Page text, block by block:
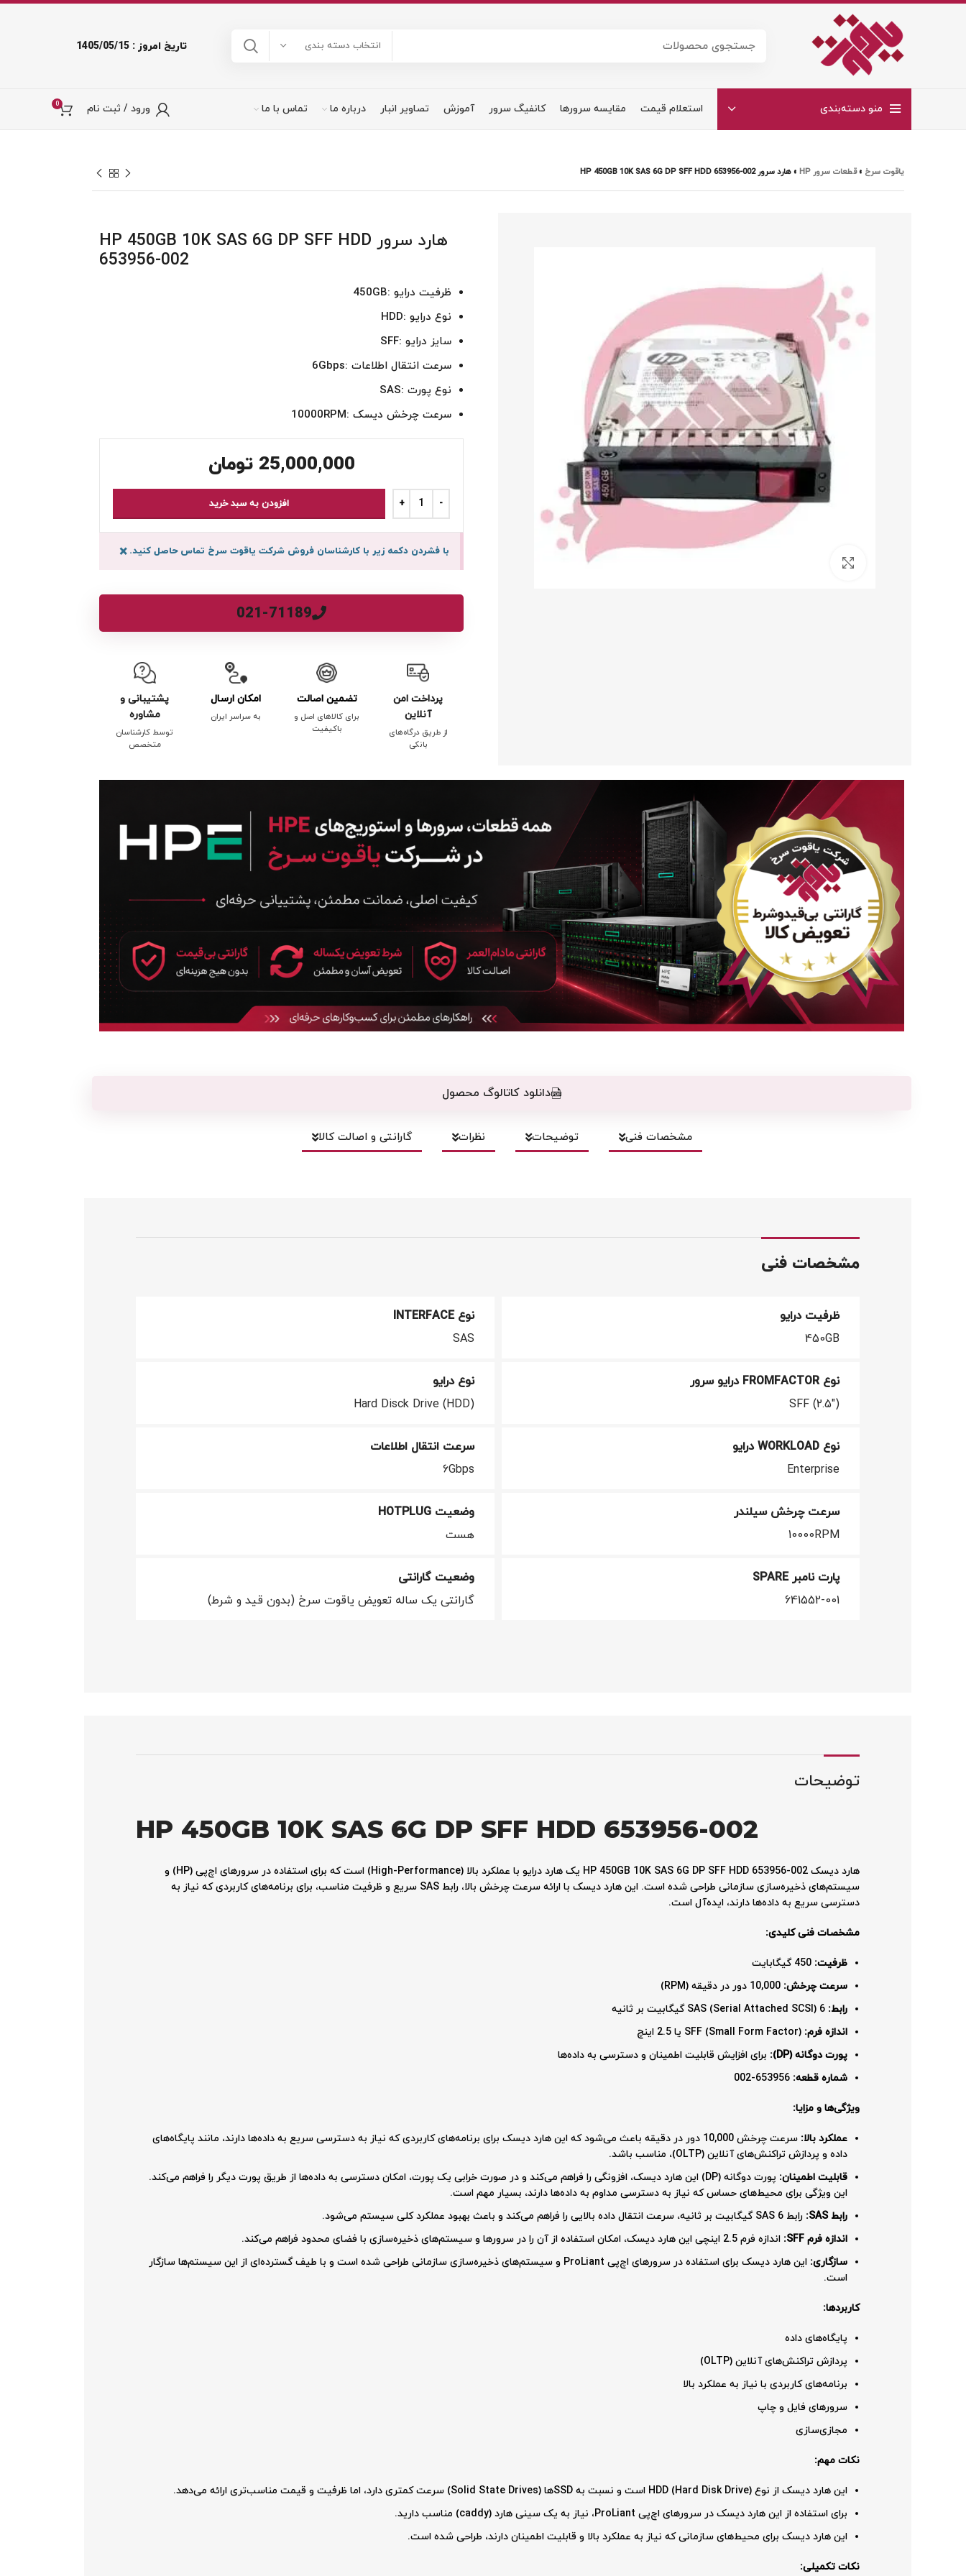
انتخاب دسته بندی تاریخ امروز : 1405/05/15
منو دسته‌بندی استعلام قیمت مقایسه سرورها کانفیگ سرور آموزش تصاویر انبار درباره ما تماس با ما ورود / ثبت نام 0
یاقوت سرخ »قطعات سرور HP »هارد سرور HP 450GB 10K SAS 6G DP SFF HDD 653956-002
هارد سرور HP 450GB 10K SAS 6G DP SFF HDD
653956-002
ظرفیت درایو :450GB
نوع درایو :HDD
سایز درایو :SFF
سرعت انتقال اطلاعات :6Gbps
نوع پورت :SAS
سرعت چرخش دیسک :10000RPM
25,000,000 تومان
افزودن به سبد خرید
با فشردن دکمه زیر با کارشناسان فروش شرکت یاقوت سرخ تماس حاصل کنید.×
021-71189
پرداخت امن
آنلاین
از طریق درگاه‌های
بانکی
تضمین اصالت
برای کالاهای اصل و
باکیفیت
امکان ارسال
به سراسر ایران
پشتیبانی و
مشاوره
توسط کارشناسان
متخصص
دانلود کاتالوگ محصول
مشخصات فنی توضیحات نظرات گارانتی و اصالت کالا
مشخصات فنی
ظرفیت درایو
450GB
نوع INTERFACE
SAS
نوع FROMFACTOR درایو سرور
SFF (2.5")
نوع درایو
Hard Disck Drive (HDD)
نوع WORKLOAD درایو
Enterprise
سرعت انتقال اطلاعات
6Gbps
سرعت چرخش سیلندر
10000RPM
وضعیت HOTPLUG
هست
پارت نامبر SPARE
641552-001
وضعیت گارانتی
گارانتی یک ساله تعویض یاقوت سرخ (بدون قید و شرط)
توضیحات
HP 450GB 10K SAS 6G DP SFF HDD 653956-002
هارد دیسک HP 450GB 10K SAS 6G DP SFF HDD 653956-002 یک هارد درایو با عملکرد بالا (High-Performance) است که برای استفاده در سرورهای اچ‌پی (HP) و
سیستم‌های ذخیره‌سازی سازمانی طراحی شده است. این هارد دیسک با ارائه سرعت چرخش بالا، رابط SAS سریع و ظرفیت مناسب، برای برنامه‌های کاربردی که نیاز به
دسترسی سریع به داده‌ها دارند، ایده‌آل است.
مشخصات فنی کلیدی:
ظرفیت:
سرعت چرخش:
رابط:
اندازه فرم:
پورت دوگانه (DP):
برای افزایش قابلیت اطمینان و دسترسی به داده‌ها
شماره قطعه:
ویژگی‌ها و مزایا:
عملکرد بالا:
سرعت چرخش 10,000 دور در دقیقه باعث می‌شود که این هارد دیسک برای برنامه‌های کاربردی که نیاز به دسترسی سریع به داده‌ها دارند، مانند پایگاه‌های
داده و پردازش تراکنش‌های آنلاین (OLTP)، مناسب باشد.
قابلیت اطمینان:
پورت دوگانه (DP) این هارد دیسک، افزونگی را فراهم می‌کند و در صورت خرابی یک پورت، امکان دسترسی به داده‌ها از طریق پورت دیگر را فراهم می‌کند.
این ویژگی برای محیط‌های حساس که نیاز به دسترسی مداوم به داده‌ها دارند، بسیار مهم است.
رابط SAS:
رابط SAS 6 گیگابیت بر ثانیه، سرعت انتقال داده بالایی را فراهم می‌کند و باعث بهبود عملکرد کلی سیستم می‌شود.
اندازه فرم SFF:
اندازه فرم 2.5 اینچی این هارد دیسک، امکان استفاده از آن را در سرورها و سیستم‌های ذخیره‌سازی با فضای محدود فراهم می‌کند.
سازگاری:
این هارد دیسک برای استفاده در سرورهای اچ‌پی ProLiant و سیستم‌های ذخیره‌سازی سازمانی طراحی شده است و با طیف گسترده‌ای از این سیستم‌ها سازگار
است.
کاربردها:
پایگاه‌های داده
پردازش تراکنش‌های آنلاین (OLTP)
برنامه‌های کاربردی با نیاز به عملکرد بالا
سرورهای فایل و چاپ
مجازی‌سازی
نکات مهم:
این هارد دیسک از نوع HDD (Hard Disk Drive) است و نسبت به SSDها (Solid State Drives) سرعت کمتری دارد، اما ظرفیت و قیمت مناسب‌تری ارائه می‌دهد.
برای استفاده از این هارد دیسک در سرورهای اچ‌پی ProLiant، نیاز به یک سینی هارد (caddy) مناسب دارید.
این هارد دیسک برای محیط‌های سازمانی که نیاز به عملکرد بالا و قابلیت اطمینان دارند، طراحی شده است.
نکات تکمیلی: